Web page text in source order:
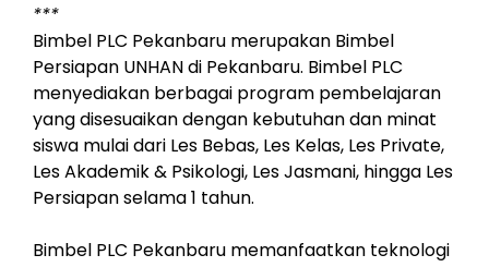
***
Bimbel PLC Pekanbaru merupakan Bimbel
Persiapan UNHAN di Pekanbaru. Bimbel PLC
menyediakan berbagai program pembelajaran
yang disesuaikan dengan kebutuhan dan minat
siswa mulai dari Les Bebas, Les Kelas, Les Private,
Les Akademik & Psikologi, Les Jasmani, hingga Les
Persiapan selama 1 tahun.
Bimbel PLC Pekanbaru memanfaatkan teknologi